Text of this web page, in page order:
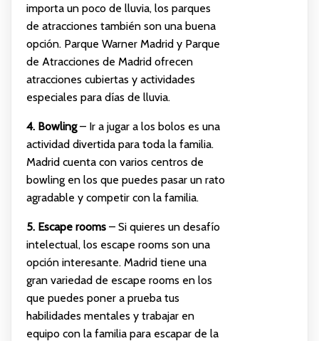
importa un poco de lluvia, los parques
de atracciones también son una buena
opción. Parque Warner Madrid y Parque
de Atracciones de Madrid ofrecen
atracciones cubiertas y actividades
especiales para días de lluvia.
4. Bowling– Ir a jugar a los bolos es una
actividad divertida para toda la familia.
Madrid cuenta con varios centros de
bowling en los que puedes pasar un rato
agradable y competir con la familia.
5. Escape rooms– Si quieres un desafío
intelectual, los escape rooms son una
opción interesante. Madrid tiene una
gran variedad de escape rooms en los
que puedes poner a prueba tus
habilidades mentales y trabajar en
equipo con la familia para escapar de la